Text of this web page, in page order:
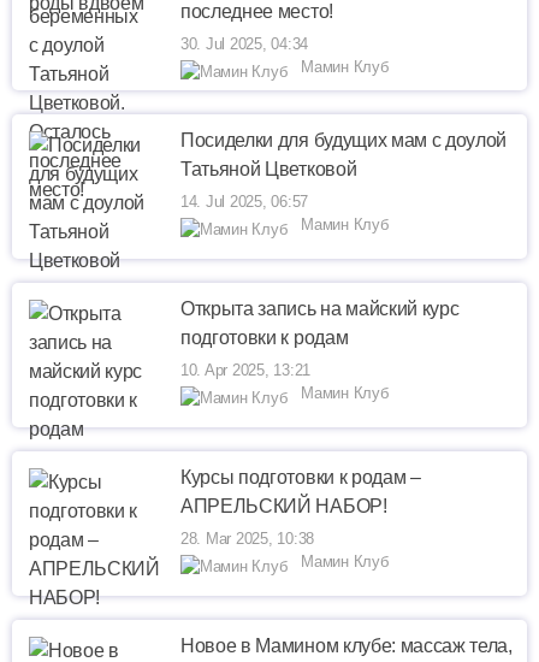
последнее место!
30. Jul 2025, 04:34
Мамин Клуб
Посиделки для будущих мам с доулой
Татьяной Цветковой
14. Jul 2025, 06:57
Мамин Клуб
Открыта запись на майский курс
подготовки к родам
10. Apr 2025, 13:21
Мамин Клуб
Курсы подготовки к родам –
АПРЕЛЬСКИЙ НАБОР!
28. Mar 2025, 10:38
Мамин Клуб
Новое в Мамином клубе: массаж тела,